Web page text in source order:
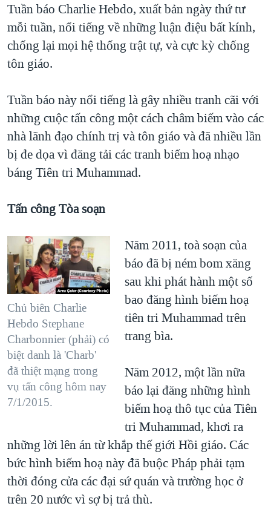
Tuần báo Charlie Hebdo, xuất bản ngày thứ tư
mỗi tuần, nổi tiếng về những luận điệu bất kính,
chống lại mọi hệ thống trật tự, và cực kỳ chống
tôn giáo.
Tuần báo này nổi tiếng là gây nhiều tranh cãi với
những cuộc tấn công một cách châm biếm vào các
nhà lãnh đạo chính trị và tôn giáo và đã nhiều lần
bị đe dọa vì đăng tải các tranh biếm hoạ nhạo
báng Tiên tri Muhammad.
Tấn công Tòa soạn
Chủ biên Charlie
Hebdo Stephane
Charbonnier (phải) có
biệt danh là 'Charb'
đã thiệt mạng trong
vụ tấn công hôm nay
7/1/2015.
Năm 2011, toà soạn của
báo đã bị ném bom xăng
sau khi phát hành một số
bao đăng hình biếm hoạ
tiên tri Muhammad trên
trang bìa.
Năm 2012, một lần nữa
báo lại đăng những hình
biếm hoạ thô tục của Tiên
tri Muhammad, khơi ra
những lời lên án từ khắp thế giới Hồi giáo. Các
bức hình biếm hoạ này đã buộc Pháp phải tạm
thời đóng cửa các đại sứ quán và trường học ở
trên 20 nước vì sợ bị trả thù.